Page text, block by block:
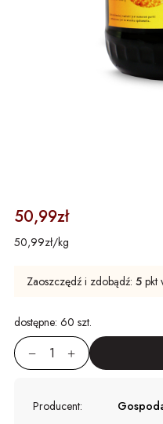
50,99zł
50,99zł/kg
Zaoszczędź i zdobądź: 5 pkt
dostępne: 60 szt.
Producent: